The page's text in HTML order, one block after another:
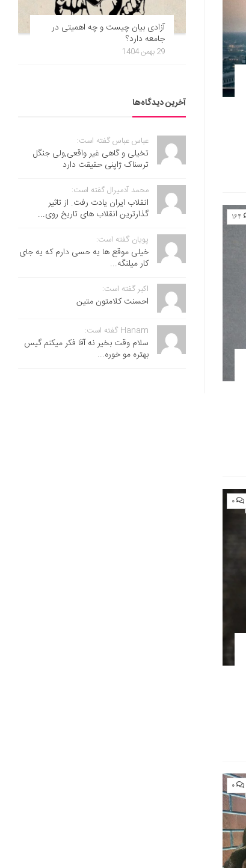
۱۶۴
۰
۰
آزادی بیان چیست و چه اهمیتی در
جامعه دارد؟
29 بهمن 1404
آخرین دیدگاه‌ها
عباس عباس گفته است:
تخیلی و گاهی غیر واقعی,ولی جنگل
ترسناک ژاپنی حقیقت دارد
محمد آدمیرال گفته است:
انقلاب ایران یادت رفت. از تاثیر
گذارترین انقلاب های تاریخ روی...
پویان گفته است:
خیلی موقع ها یه حسی دارم که یه جای
کار میلنگه...
اکبر گفته است:
احسنت ‌کلامتون متین
Hanam گفته است:
سلام وقت بخیر نه آقا فکر میکنم گیس
بهتره مو خوره...